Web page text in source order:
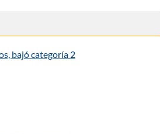
bajó categoría 2